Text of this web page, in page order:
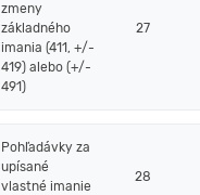
zmeny
základného
imania (411, +/-
419) alebo (+/-
491)
27
Pohľadávky za
upísané
vlastné imanie
28